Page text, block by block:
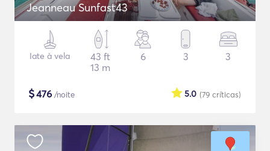
Jeanneau Sunfast43
Iate à vela
43 ft
13 m
6 3 3
$476 /noite (79 críticas)
5.0